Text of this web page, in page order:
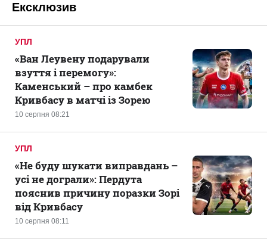
Ексклюзив
УПЛ
10 серпня 08:21
«Ван Леувену подарували
взуття і перемогу»:
Каменський – про камбек
Кривбасу в матчі із Зорею
УПЛ
10 серпня 08:11
«Не буду шукати виправдань –
усі не дограли»: Пердута
пояснив причину поразки Зорі
від Кривбасу